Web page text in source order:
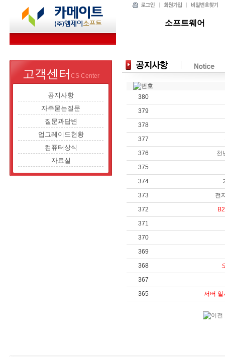
소프트웨어
고객센터 CS Center
공지사항
자주묻는질문
질문과답변
업그레이드현황
컴퓨터상식
자료실
380
379
378
377
376
천
375
374
373
전
372
371
370
369
368
367
365
서버 일